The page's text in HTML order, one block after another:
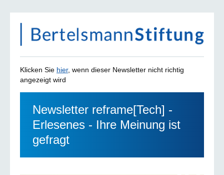
Klicken Sie hier, wenn dieser Newsletter nicht richtig
angezeigt wird
Newsletter reframe[Tech] -
Erlesenes - Ihre Meinung ist
gefragt